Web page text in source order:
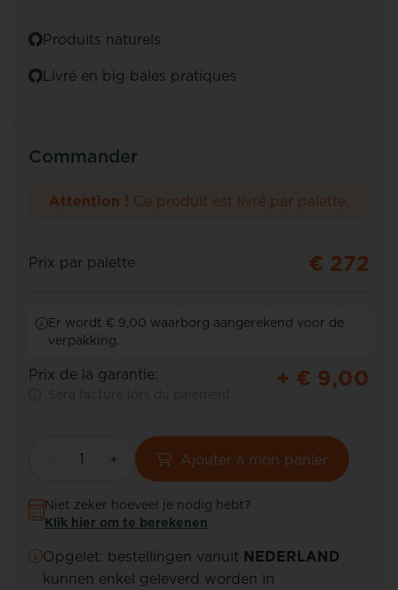
Produits naturels
Livré en big bales pratiques
Commander
Attention ! Ce produit est livré par palette.
Prix par palette € 272
Er wordt € 9,00 waarborg aangerekend voor de
verpakking.
Prix de la garantie: + € 9,00
Ajouter à mon panier
Niet zeker hoeveel je nodig hebt?
Klik hier om te berekenen
Opgelet: bestellingen vanuit NEDERLAND
kunnen enkel geleverd worden in